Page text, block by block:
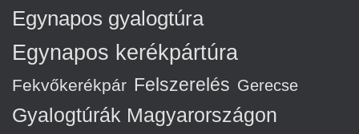
Egynapos gyalogtúra
Egynapos kerékpártúra
Fekvőkerékpár Felszerelés Gerecse
Gyalogtúrák Magyarországon